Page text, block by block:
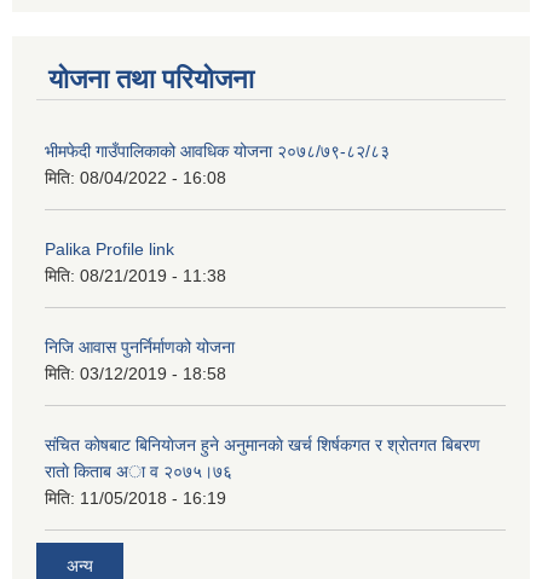
योजना तथा परियोजना
भीमफेदी गाउँपालिकाको आवधिक योजना २०७८/७९-८२/८३
मिति: 08/04/2022 - 16:08
Palika Profile link
मिति: 08/21/2019 - 11:38
निजि आवास पुनर्निर्माणको योजना
मिति: 03/12/2019 - 18:58
संचित काेषबाट बिनियाेजन हुने अनुमानकाे खर्च शिर्षकगत र श्राेतगत बिबरण
राताे किताब अा‍ व २‍०७५।७६
मिति: 11/05/2018 - 16:19
अन्य